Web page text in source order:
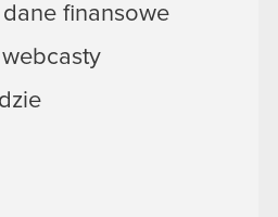
finansowe